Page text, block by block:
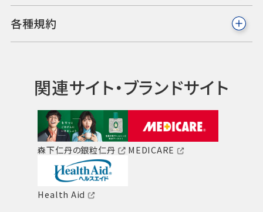
各種規約
関連サイト・ブランドサイト
森下仁丹の銀粒仁丹 MEDICARE
Health Aid